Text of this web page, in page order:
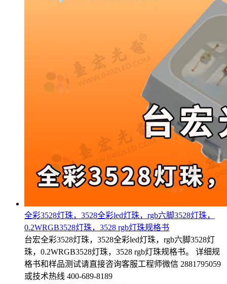
全彩3528灯珠，3528全彩led灯珠，rgb六脚3528灯珠，
0.2WRGB3528灯珠，3528 rgb灯珠规格书
台宏全彩3528灯珠，3528全彩led灯珠，rgb六脚3528灯
珠，0.2WRGB3528灯珠，3528 rgb灯珠规格书。 详细规
格书和样品测试请直接咨询客服工程师微信 2881795059
或技术热线 400-689-8189